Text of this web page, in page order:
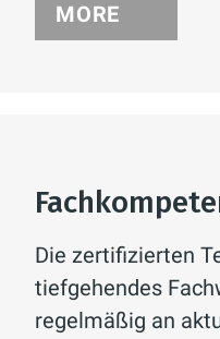
MORE
Die zertifizierten
tiefgehendes
regelmäßig an